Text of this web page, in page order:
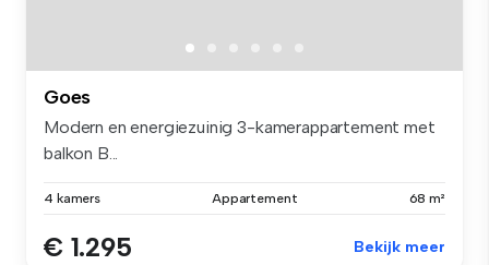
Goes
Modern en energiezuinig 3-kamerappartement met
balkon B...
4 kamers Appartement 68 m²
€ 1.295 Bekijk meer